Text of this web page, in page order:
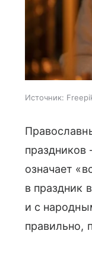
Источник:
означает
в праздник
и с
правильно,